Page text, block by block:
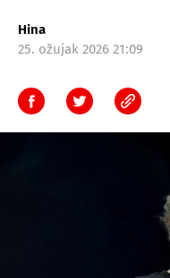
Hina
25. ožujak 2026 21:09